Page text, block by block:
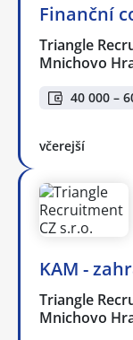
Finanční
Triangle
Mnichovo
40 000 –
včerejší
KAM -
Triangle
Mnichovo